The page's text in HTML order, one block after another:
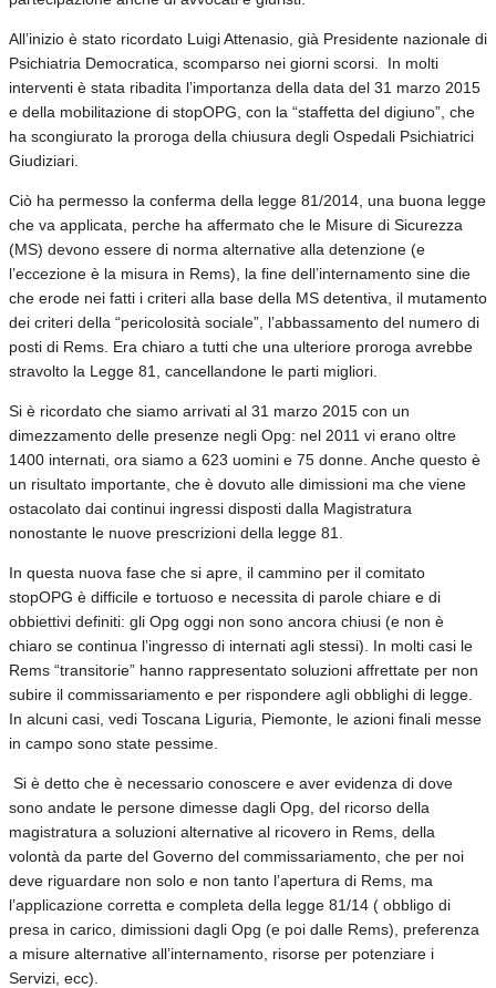
All’inizio è stato ricordato Luigi Attenasio, già Presidente nazionale di
Psichiatria Democratica, scomparso nei giorni scorsi. In molti
interventi è stata ribadita l’importanza della data del 31 marzo 2015
e della mobilitazione di stopOPG, con la “staffetta del digiuno”, che
ha scongiurato la proroga della chiusura degli Ospedali Psichiatrici
Giudiziari.
Ciò ha permesso la conferma della legge 81/2014, una buona legge
che va applicata, perche ha affermato che le Misure di Sicurezza
(MS) devono essere di norma alternative alla detenzione (e
l’eccezione è la misura in Rems), la fine dell’internamento sine die
che erode nei fatti i criteri alla base della MS detentiva, il mutamento
dei criteri della “pericolosità sociale”, l’abbassamento del numero di
posti di Rems. Era chiaro a tutti che una ulteriore proroga avrebbe
stravolto la Legge 81, cancellandone le parti migliori.
Si è ricordato che siamo arrivati al 31 marzo 2015 con un
dimezzamento delle presenze negli Opg: nel 2011 vi erano oltre
1400 internati, ora siamo a 623 uomini e 75 donne. Anche questo è
un risultato importante, che è dovuto alle dimissioni ma che viene
ostacolato dai continui ingressi disposti dalla Magistratura
nonostante le nuove prescrizioni della legge 81.
In questa nuova fase che si apre, il cammino per il comitato
stopOPG è difficile e tortuoso e necessita di parole chiare e di
obbiettivi definiti: gli Opg oggi non sono ancora chiusi (e non è
chiaro se continua l’ingresso di internati agli stessi). In molti casi le
Rems “transitorie” hanno rappresentato soluzioni affrettate per non
subire il commissariamento e per rispondere agli obblighi di legge.
In alcuni casi, vedi Toscana Liguria, Piemonte, le azioni finali messe
in campo sono state pessime.
Si è detto che è necessario conoscere e aver evidenza di dove
sono andate le persone dimesse dagli Opg, del ricorso della
magistratura a soluzioni alternative al ricovero in Rems, della
volontà da parte del Governo del commissariamento, che per noi
deve riguardare non solo e non tanto l’apertura di Rems, ma
l’applicazione corretta e completa della legge 81/14 ( obbligo di
presa in carico, dimissioni dagli Opg (e poi dalle Rems), preferenza
a misure alternative all’internamento, risorse per potenziare i
Servizi, ecc).